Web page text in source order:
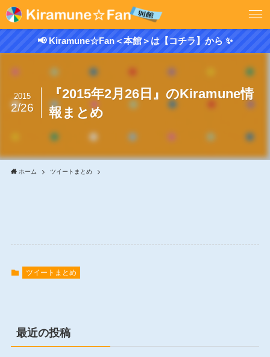
📢 Kiramune☆Fan＜本館＞は【コチラ】から ✨
『2015年2月26日』のKiramune情
報まとめ
2015
2/26
ホーム ツイートまとめ
ツイートまとめ
最近の投稿